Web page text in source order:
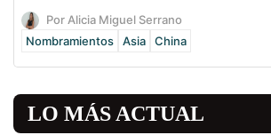
Por Alicia Miguel Serrano
Nombramientos
Asia China
LO MÁS ACTUAL